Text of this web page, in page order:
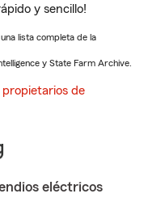
y sencillo!
lista completa de la
y State Farm Archive.
de
eléctricos